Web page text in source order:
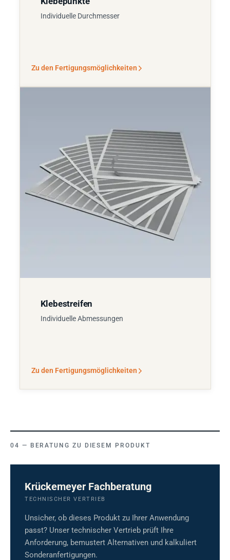
Individuelle Durchmesser
Zu den Fertigungsmöglichkeiten
Klebestreifen
Individuelle Abmessungen
Zu den Fertigungsmöglichkeiten
BERATUNG ZU DIESEM PRODUKT
Krückemeyer Fachberatung
TECHNISCHER VERTRIEB
Unsicher, ob dieses Produkt zu Ihrer Anwendung
passt? Unser technischer Vertrieb prüft Ihre
Anforderung, bemustert Alternativen und kalkuliert
Sonderanfertigungen.